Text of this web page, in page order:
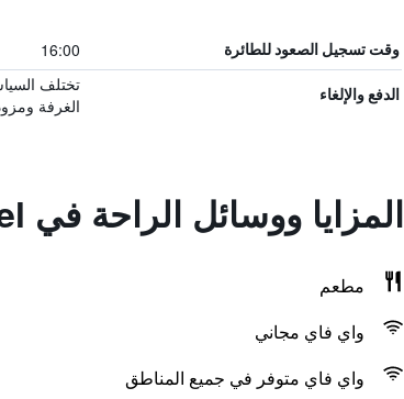
وقت تسجيل الصعود للطائرة 16:00
الدفع والإلغاء
تختلف
الغرفة
المزايا ووسائل الراحة في Ruunawere Hotel
مطعم
واي فاي مجاني
واي فاي متوفر في جميع المناطق